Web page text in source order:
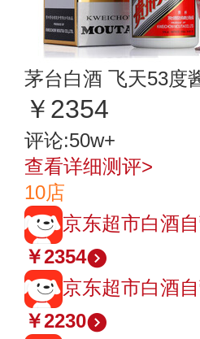
茅台白酒 飞天53度
￥2354
评论:50w+
查看详细测评>
10店
京东超市白酒
￥2354
京东超市白酒
￥2230